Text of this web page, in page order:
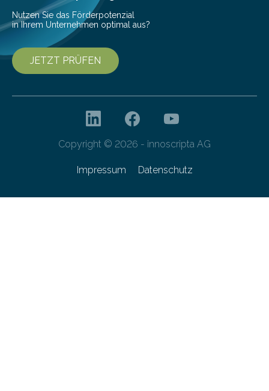
Nutzen Sie das Förderpotenzial
in Ihrem Unternehmen optimal aus?
JETZT PRÜFEN
Copyright © 2026 - innoscripta AG
Impressum Datenschutz